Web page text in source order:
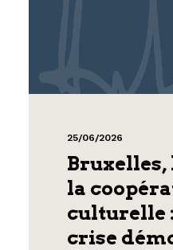
25/06/2026
Bruxelles,
la
culturelle
crise